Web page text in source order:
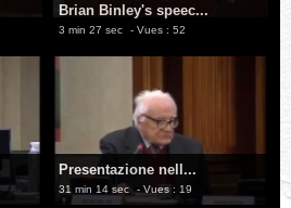
Brian Binley's speec...
3 min 27 sec - Vues : 52
Presentazione nell...
31 min 14 sec - Vues : 19